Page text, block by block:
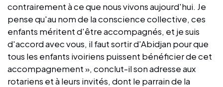
contrairement à ce que nous vivons aujourd'hui. Je
pense qu'au nom de la conscience collective, ces
enfants méritent d'être accompagnés, et je suis
d'accord avec vous, il faut sortir d'Abidjan pour que
tous les enfants ivoiriens puissent bénéficier de cet
accompagnement », conclut-il son adresse aux
rotariens et à leurs invités, dont le parrain de la